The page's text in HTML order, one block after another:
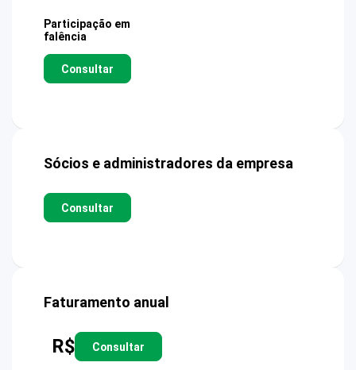
Participação em
falência
Consultar
Sócios e administradores da empresa
Consultar
Faturamento anual
R$ Consultar